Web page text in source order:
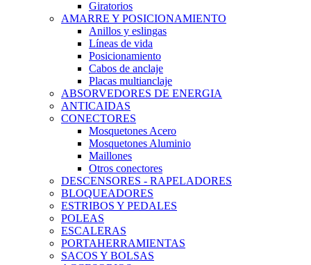
Giratorios
AMARRE Y POSICIONAMIENTO
Anillos y eslingas
Líneas de vida
Posicionamiento
Cabos de anclaje
Placas multianclaje
ABSORVEDORES DE ENERGIA
ANTICAIDAS
CONECTORES
Mosquetones Acero
Mosquetones Aluminio
Maillones
Otros conectores
DESCENSORES - RAPELADORES
BLOQUEADORES
ESTRIBOS Y PEDALES
POLEAS
ESCALERAS
PORTAHERRAMIENTAS
SACOS Y BOLSAS